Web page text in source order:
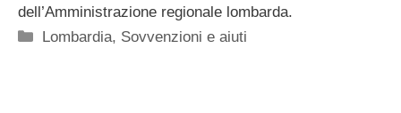
dell’Amministrazione regionale lombarda.
Categorie
Lombardia, Sovvenzioni e aiuti